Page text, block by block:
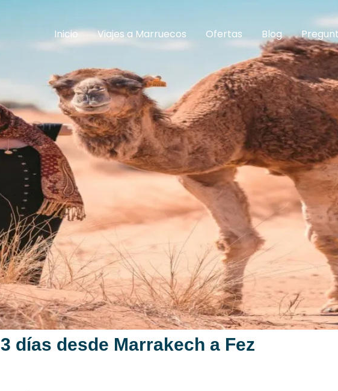
Inicio Viajes a Marruecos Ofertas Blog
3 días desde Marrakech a Fez